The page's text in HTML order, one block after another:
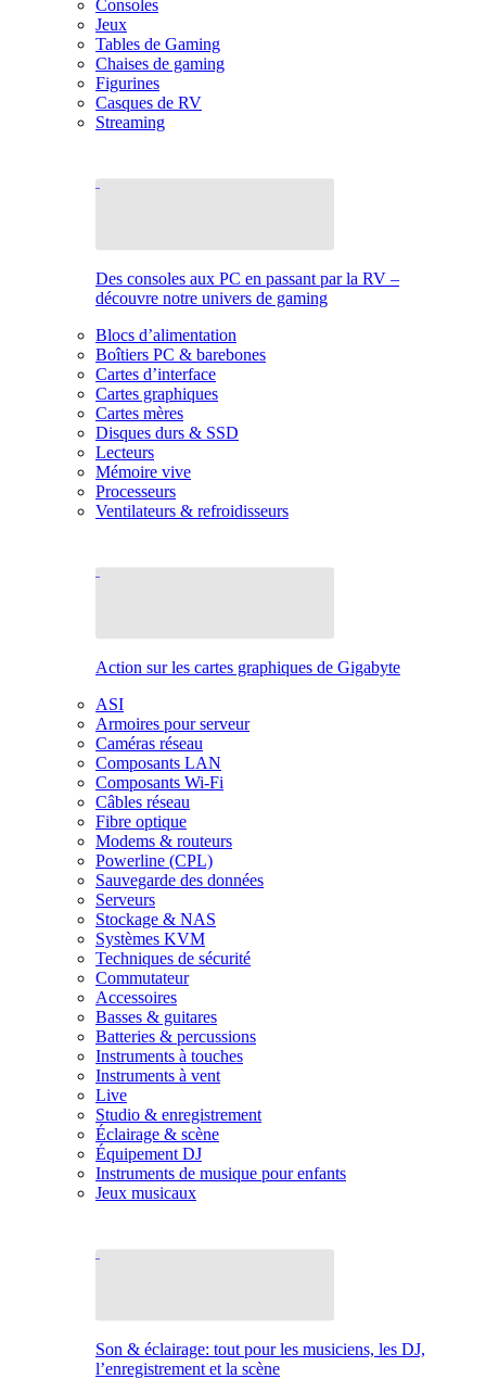
Consoles
Jeux
Tables de Gaming
Chaises de gaming
Figurines
Casques de RV
Streaming
Des consoles aux PC en passant par la RV –
découvre notre univers de gaming
Blocs d’alimentation
Boîtiers PC & barebones
Cartes d’interface
Cartes graphiques
Cartes mères
Disques durs & SSD
Lecteurs
Mémoire vive
Processeurs
Ventilateurs & refroidisseurs
Action sur les cartes graphiques de Gigabyte
ASI
Armoires pour serveur
Caméras réseau
Composants LAN
Composants Wi-Fi
Câbles réseau
Fibre optique
Modems & routeurs
Powerline (CPL)
Sauvegarde des données
Serveurs
Stockage & NAS
Systèmes KVM
Techniques de sécurité
Commutateur
Accessoires
Basses & guitares
Batteries & percussions
Instruments à touches
Instruments à vent
Live
Studio & enregistrement
Éclairage & scène
Équipement DJ
Instruments de musique pour enfants
Jeux musicaux
Son & éclairage: tout pour les musiciens, les DJ,
l’enregistrement et la scène